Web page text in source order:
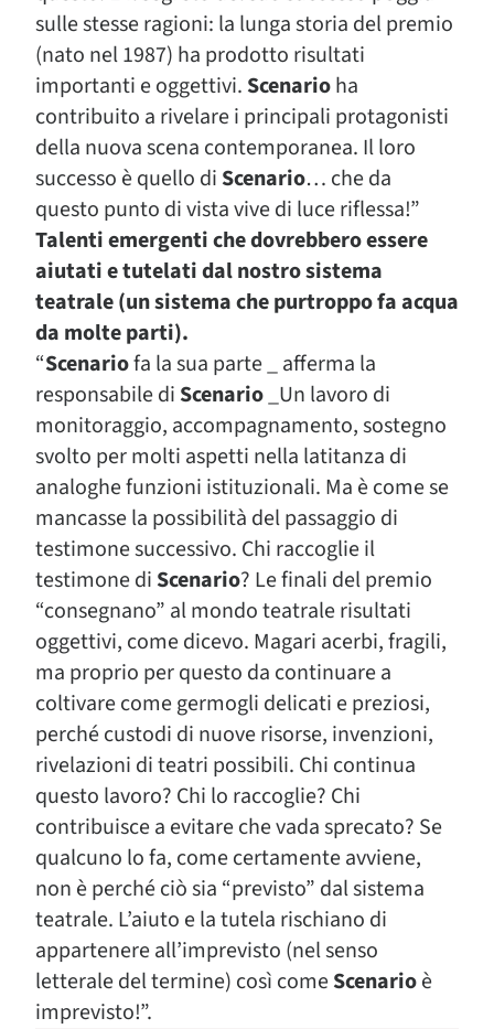
sulle stesse ragioni: la lunga storia del premio
(nato nel 1987) ha prodotto risultati
importanti e oggettivi. Scenarioha
contribuito a rivelare i principali protagonisti
della nuova scena contemporanea. Il loro
successo è quello di Scenario… che da
questo punto di vista vive di luce riflessa!”
Talenti emergenti che dovrebbero essere
aiutati e tutelati dal nostro sistema
teatrale (un sistema che purtroppo fa acqua
da molte parti).
“Scenariofa la sua parte _ afferma la
responsabile di Scenario_Un lavoro di
monitoraggio, accompagnamento, sostegno
svolto per molti aspetti nella latitanza di
analoghe funzioni istituzionali. Ma è come se
mancasse la possibilità del passaggio di
testimone successivo. Chi raccoglie il
testimone di Scenario? Le finali del premio
“consegnano” al mondo teatrale risultati
oggettivi, come dicevo. Magari acerbi, fragili,
ma proprio per questo da continuare a
coltivare come germogli delicati e preziosi,
perché custodi di nuove risorse, invenzioni,
rivelazioni di teatri possibili. Chi continua
questo lavoro? Chi lo raccoglie? Chi
contribuisce a evitare che vada sprecato? Se
qualcuno lo fa, come certamente avviene,
non è perché ciò sia “previsto” dal sistema
teatrale. L’aiuto e la tutela rischiano di
appartenere all’imprevisto (nel senso
letterale del termine) così comeScenarioè
imprevisto!”.